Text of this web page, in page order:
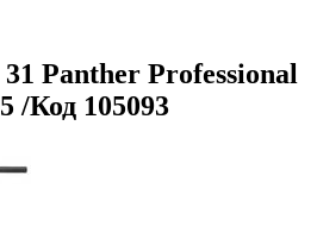
Panther Professional
/Код 105093